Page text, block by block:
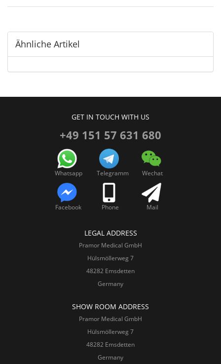
Ähnliche Artikel
GET IN TOUCH WITH US
+49 151 57 631 680
Whatsapp Telegramm Wechat
Facebook Phone Mail
LEGAL ADDRESS
Pramor Medical GmbH
Hülsmöllerweg 7
48282 Emsdetten
Germany
SHOW ROOM ADDRESS
Pramor Medical GmbH
Hülsmöllerweg 7
48282 Emsdetten
Germany